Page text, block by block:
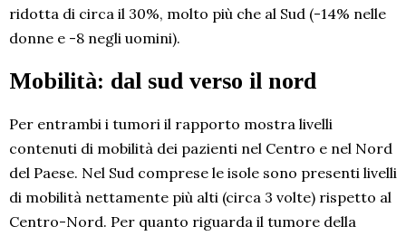
ridotta di circa il 30%, molto più che al Sud (-14% nelle
donne e -8 negli uomini).
Mobilità: dal sud verso il nord
Per entrambi i tumori il rapporto mostra livelli
contenuti di mobilità dei pazienti nel Centro e nel Nord
del Paese. Nel Sud comprese le isole sono presenti livelli
di mobilità nettamente più alti (circa 3 volte) rispetto al
Centro-Nord. Per quanto riguarda il tumore della